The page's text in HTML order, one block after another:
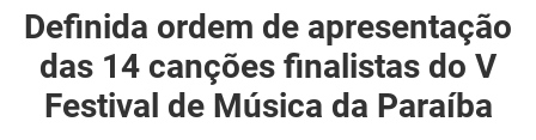
Desenvolvimento e da Articulação Municipal
Desenvolvimento Humano
DETRAN
Definida ordem de apresentação
das 14 canções finalistas do V
Festival de Música da Paraíba